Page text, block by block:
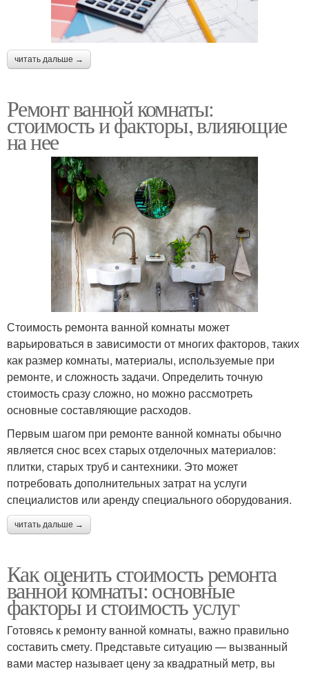
читать дальше →
Ремонт ванной комнаты:
стоимость и факторы, влияющие
на нее
Стоимость ремонта ванной комнаты может
варьироваться в зависимости от многих факторов, таких
как размер комнаты, материалы, используемые при
ремонте, и сложность задачи. Определить точную
стоимость сразу сложно, но можно рассмотреть
основные составляющие расходов.
Первым шагом при ремонте ванной комнаты обычно
является снос всех старых отделочных материалов:
плитки, старых труб и сантехники. Это может
потребовать дополнительных затрат на услуги
специалистов или аренду специального оборудования.
читать дальше →
Как оценить стоимость ремонта
ванной комнаты: основные
факторы и стоимость услуг
Готовясь к ремонту ванной комнаты, важно правильно
составить смету. Представьте ситуацию — вызванный
вами мастер называет цену за квадратный метр, вы